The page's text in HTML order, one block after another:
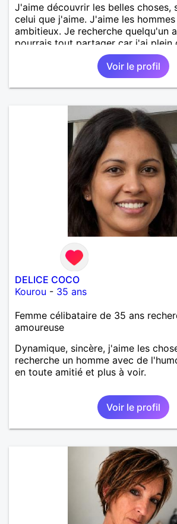
J'aime découvrir les belles choses,
celui que j'aime. J'aime les
ambitieux. Je recherche quelqu'un
pourrais tout partager car j'ai plein
Voir le profil
DELICE COCO
Kourou - 35 ans
Femme célibataire de 35 ans
amoureuse
Dynamique, sincère, j'aime les
recherche un homme avec de
en toute amitié et plus à voir.
Voir le profil